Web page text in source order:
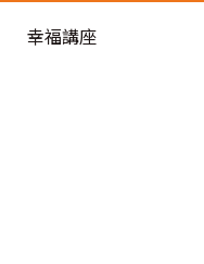
幸福講座